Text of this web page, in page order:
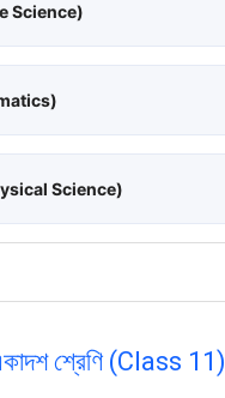
Science)
Science)
শ্রেণি (Class 11)